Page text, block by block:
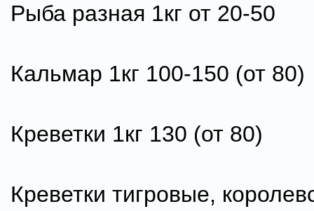
Рыба разная 1кг от 20-50
Кальмар 1кг 100-150 (от 80)
Креветки 1кг 130 (от 80)
Креветки тигровые,